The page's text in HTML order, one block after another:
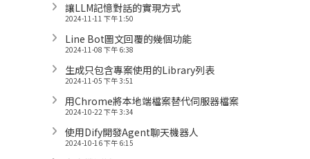
讓LLM記憶對話的實現方式
2024-11-11 下午 1:50
Line Bot圖文回覆的幾個功能
2024-11-08 下午 6:38
生成只包含專案使用的Library列表
2024-11-05 下午 3:51
用Chrome將本地端檔案替代伺服器檔案
2024-10-22 下午 3:34
使用Dify開發Agent聊天機器人
2024-10-16 下午 6:15